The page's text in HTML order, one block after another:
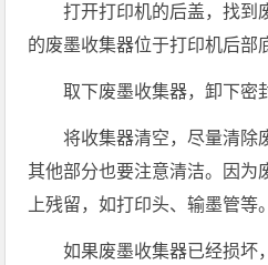
打开打印机的后盖，找到
的废墨收集器位于打印机后部
取下废墨收集器，卸下密
将收集器清空，尽量清除
其他部分也要注意清洁。因为
上残留，如打印头、输墨管等。
如果废墨收集器已经损坏